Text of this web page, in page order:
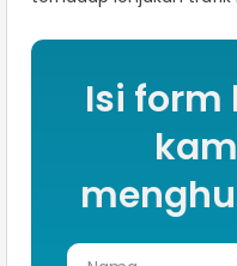
Isi form